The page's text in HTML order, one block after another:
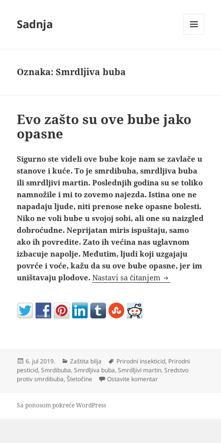
Sadnja
Oznaka:Smrdljiva buba
Evo zašto su ove bube jako
opasne
Sigurno ste videli ove bube koje nam se zavlače u
stanove i kuće. To je smrdibuba, smrdljiva buba
ili smrdljivi martin. Poslednjih godina su se toliko
namnožile i mi to zovemo najezda. Istina one ne
napadaju ljude, niti prenose neke opasne bolesti.
Niko ne voli bube u svojoj sobi, ali one su naizgled
dobroćudne. Neprijatan miris ispuštaju, samo
ako ih povredite. Zato ih većina nas uglavnom
izbacuje napolje. Međutim, ljudi koji uzgajaju
povrće i voće, kažu da su ove bube opasne, jer im
uništavaju plodove.Nastavi sa čitanjem Evo zašto su
Objavljeno
6. jul 2019. Kategorije
Zaštita bilja Oznake
Prirodni insekticid, Prirodni
pesticid,Smrdibuba,Smrdljiva buba,Smrdljivi martin,Sredstvo
protiv smrdibuba,Štetočine Ostavite komentarna Evo zašto su ove
Sa ponosom pokreće WordPress